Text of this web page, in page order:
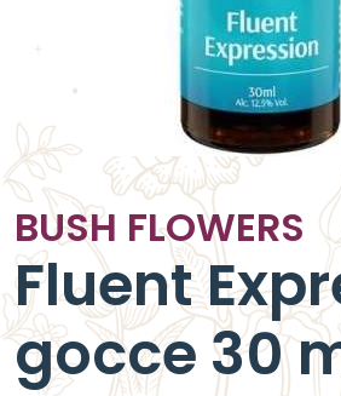
BUSH FLOWERS
Fluent
gocce 30